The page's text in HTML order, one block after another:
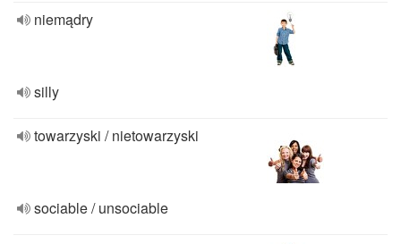
niemądry
silly
towarzyski / nietowarzyski
sociable / unsociable